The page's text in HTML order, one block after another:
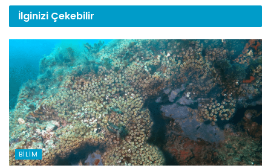
İlginizi Çekebilir
BILIM